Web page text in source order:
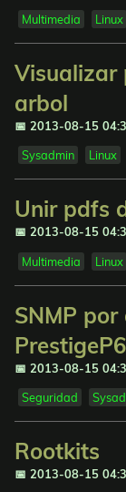
Multimedia Linux
Visualizar
arbol
📅 2013-08-15
Sysadmin Linux
Unir pdfs
📅 2013-08-15
Multimedia Linux
SNMP
📅 2013-08-15
Seguridad
Rootkits
📅 2013-08-15